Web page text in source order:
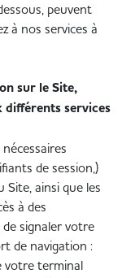
peuvent
à nos services à
sur le Site,
différents services
de session,)
ainsi que les
à des
signaler votre
de navigation :
votre terminal